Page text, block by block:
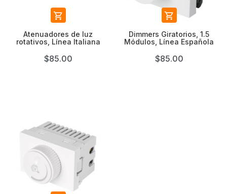

Atenuadores de luz
rotativos, Línea Italiana
$85.00

Dimmers Giratorios, 1.5
Módulos, Línea Española
$85.00